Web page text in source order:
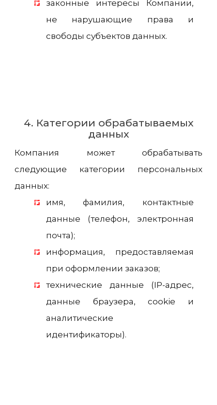
законные интересы Компании,
не нарушающие права и
свободы субъектов данных.
4. Категории обрабатываемых
данных
Компания может обрабатывать
следующие категории персональных
данных:
имя, фамилия, контактные
данные (телефон, электронная
почта);
информация, предоставляемая
при оформлении заказов;
технические данные (IP-адрес,
данные браузера, cookie и
аналитические
идентификаторы).